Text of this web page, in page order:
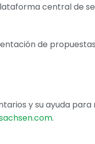
central de
de
y su ayuda
.